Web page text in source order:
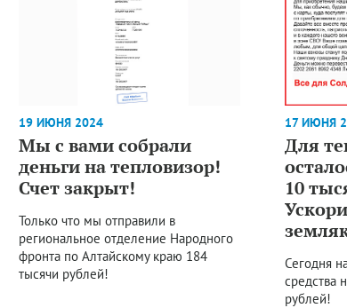
19 ИЮНЯ 2024
Мы с вами собрали
деньги на тепловизор!
Счет закрыт!
Только что мы отправили в
региональное отделение Народного
фронта по Алтайскому краю 184
тысячи рублей!
17 ИЮНЯ
Для
10
Сегодня
средства
рублей!